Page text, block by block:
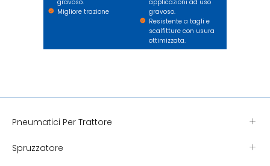
gravoso.
Migliore trazione
applicazioni ad uso
gravoso.
Resistente a tagli e
scalfitture con usura
ottimizzata.
Pneumatici Per Trattore
Spruzzatore